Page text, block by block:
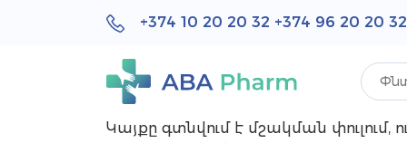
+374 10 20 20 32 +374 96 20 20 32
Կայքը գտնվում է մշակման